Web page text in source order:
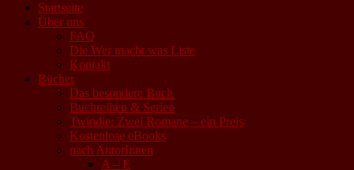
Startseite
Über uns
FAQ
Die Wer macht was Liste
Kontakt
Bücher
Das besondere Buch
Buchreihen & Serien
Twindie: Zwei Romane – ein Preis
Kostenlose eBooks
nach AutorInnen
A – E